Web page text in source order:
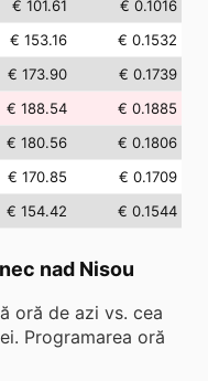
€ 101.61
€ 0.1016
€ 153.16
€ 0.1532
€ 173.90
€ 0.1739
€ 188.54
€ 0.1885
€ 180.56
€ 0.1806
€ 170.85
€ 0.1709
€ 154.42 € 0.1544
nad Nisou
oră de azi vs. cea
Programarea oră